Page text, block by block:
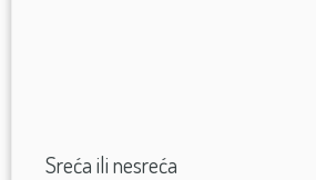
Sreća ili nesreća